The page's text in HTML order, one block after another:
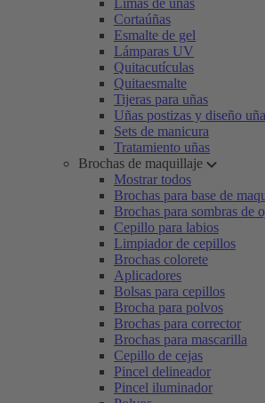
Limas de uñas
Cortaúñas
Esmalte de gel
Lámparas UV
Quitacutículas
Quitaesmalte
Tijeras para uñas
Uñas postizas y diseño
Sets de manicura
Tratamiento uñas
Brochas de maquillaje
Mostrar todos
Brochas para base de
Brochas para sombras de
Cepillo para labios
Limpiador de cepillos
Brochas colorete
Aplicadores
Bolsas para cepillos
Brocha para polvos
Brochas para corrector
Brochas para mascarilla
Cepillo de cejas
Pincel delineador
Pincel iluminador